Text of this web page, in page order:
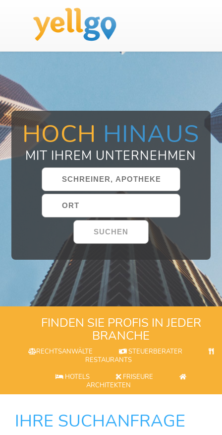
HOCH HINAUS
MIT IHREM UNTERNEHMEN
FINDEN SIE PROFIS IN JEDER
BRANCHE
RECHTSANWÄLTE
STEUERBERATER
RESTAURANTS
HOTELS
FRISEURE
ARCHITEKTEN
IHRE SUCHANFRAGE